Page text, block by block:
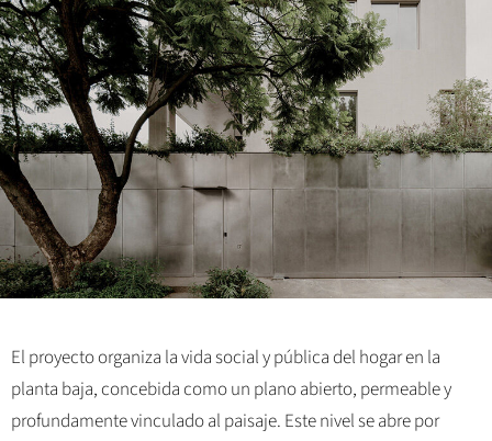
El proyecto organiza la vida social y pública del hogar en la
planta baja, concebida como un plano abierto, permeable y
profundamente vinculado al paisaje. Este nivel se abre por